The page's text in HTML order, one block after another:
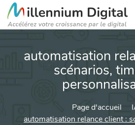
automatisation
scénarios,
Page d'accueil
automatisation relance client :